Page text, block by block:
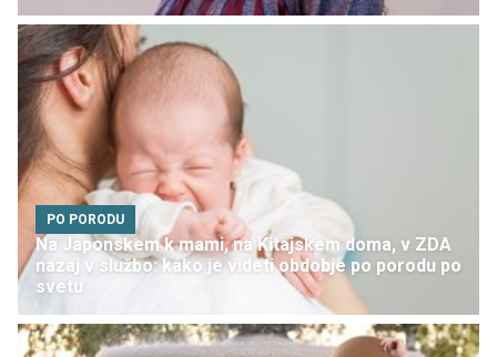
PO PORODU
Na Japonskem k mami, na Kitajskem doma, v ZDA
nazaj v službo: kako je videti obdobje po porodu po
svetu